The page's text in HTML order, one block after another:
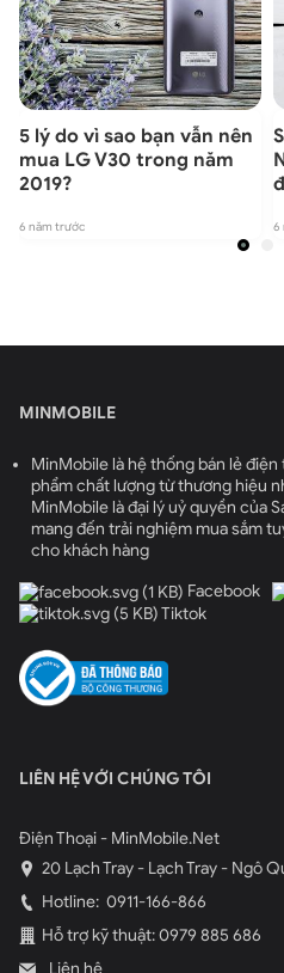
5 lý do vì sao bạn vẫn nên
mua LG V30 trong năm
2019?
6 năm trước 6
MINMOBILE
MinMobile là hệ thống bán lẻ
phẩm chất lượng từ thương hiệu
MinMobile là đại lý uỷ quyền của
mang đến trải nghiệm mua sắm
cho khách hàng
Facebook
Tiktok
LIÊN HỆ VỚI CHÚNG TÔI
Điện Thoại - MinMobile.Net
20 Lạch Tray - Lạch Tray - Ngô
Hotline: 0911-166-866
Hỗ trợ kỹ thuật: 0979 885 686